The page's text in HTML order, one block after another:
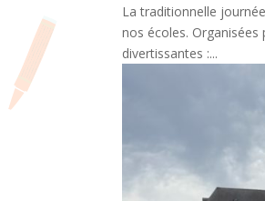
La traditionnelle
nos écoles.
divertissantes :...